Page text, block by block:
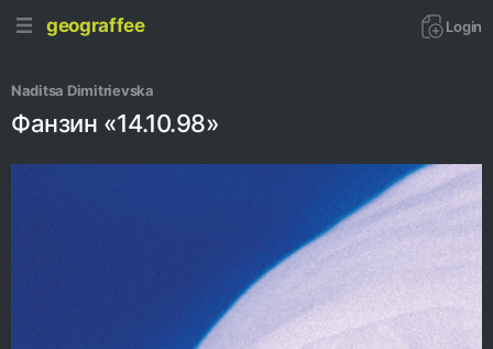
geograffee Login
Naditsa Dimitrievska
Фанзин «14.10.98»